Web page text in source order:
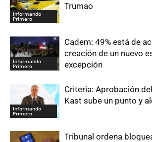
Informando
Primero
Trumao
Informando
Primero
Cadem: 49% está de
creación de un nuevo
excepción
Informando
Primero
Criteria: Aprobación
Kast sube un punto y
Tribunal ordena